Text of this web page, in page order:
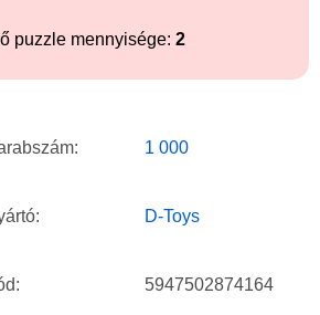
puzzle mennyisége: 2
1 000
D-Toys
5947502874164